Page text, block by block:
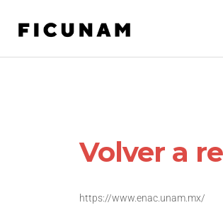
Volver a
https://www.enac.unam.mx/